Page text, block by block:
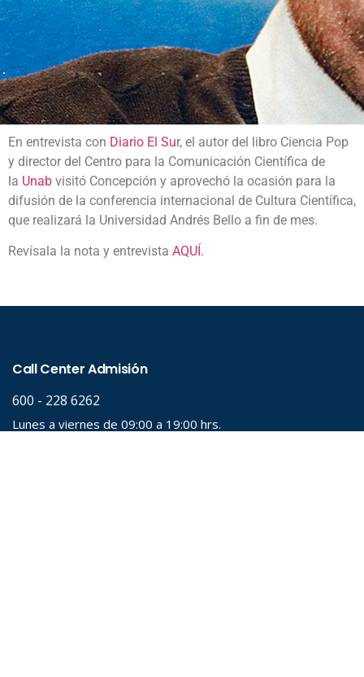
En entrevista con Diario El Sur, el autor del libro Ciencia Pop
y director del Centro para la Comunicación Científica de
la Unab visitó Concepción y aprovechó la ocasión para la
difusión de la conferencia internacional de Cultura Científica,
que realizará la Universidad Andrés Bello a fin de mes.
Revísala la nota y entrevista AQUÍ.